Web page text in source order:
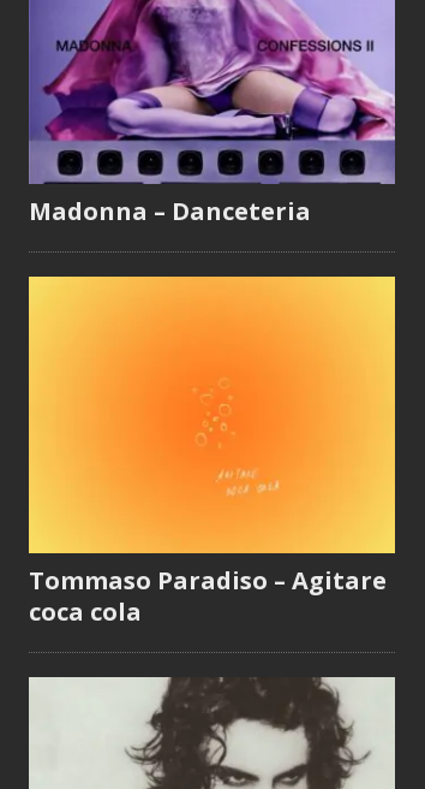
Madonna – Danceteria
Tommaso Paradiso – Agitare
coca cola